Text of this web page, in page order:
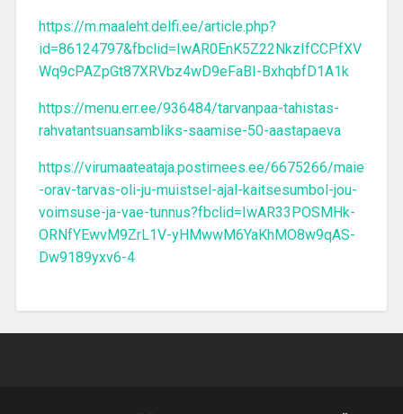
https://m.maaleht.delfi.ee/article.php?
id=86124797&fbclid=IwAR0EnK5Z22NkzIfCCPfXV
Wq9cPAZpGt87XRVbz4wD9eFaBI-BxhqbfD1A1k
https://menu.err.ee/936484/tarvanpaa-tahistas-
rahvatantsuansambliks-saamise-50-aastapaeva
https://virumaateataja.postimees.ee/6675266/maie
-orav-tarvas-oli-ju-muistsel-ajal-kaitsesumbol-jou-
voimsuse-ja-vae-tunnus?fbclid=IwAR33POSMHk-
ORNfYEwvM9ZrL1V-yHMwwM6YaKhMO8w9qAS-
Dw9189yxv6-4